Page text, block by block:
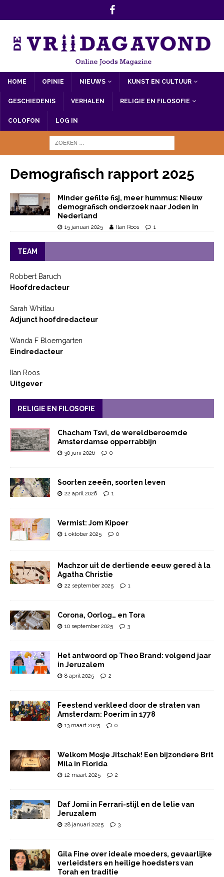
HOME OPINIE NIEUWS KUNST EN CULTUUR
GESCHIEDENIS VERHALEN RELIGIE EN FILOSOFIE
COLOFON LOG IN
Demografisch rapport 2025
Minder gefilte fisj, meer hummus: Nieuw
demografisch onderzoek naar Joden in
Nederland
15 januari 2025 Ilan Roos 1
TEAM
Robbert Baruch
Hoofdredacteur
Sarah Whitlau
Adjunct hoofdredacteur
Wanda F Bloemgarten
Eindredacteur
Ilan Roos
Uitgever
RELIGIE EN FILOSOFIE
Chacham Tsvi, de wereldberoemde
Amsterdamse opperrabbijn
30 juni 2026 0
Soorten zeeën, soorten leven
22 april 2026 1
Vermist: Jom Kipoer
1 oktober 2025 0
Machzor uit de dertiende eeuw gered à la
Agatha Christie
22 september 2025 1
Corona, Oorlog… en Tora
10 september 2025 3
Het antwoord op Theo Brand: volgend jaar
in Jeruzalem
8 april 2025 2
Feestend verkleed door de straten van
Amsterdam: Poerim in 1778
13 maart 2025 0
Welkom Mosje Jitschak! Een bijzondere Brit
Mila in Florida
12 maart 2025 2
Daf Jomi in Ferrari-stijl en de lelie van
Jeruzalem
28 januari 2025 3
Gila Fine over ideale moeders, gevaarlijke
verleidsters en heilige hoedsters van
Torah en traditie